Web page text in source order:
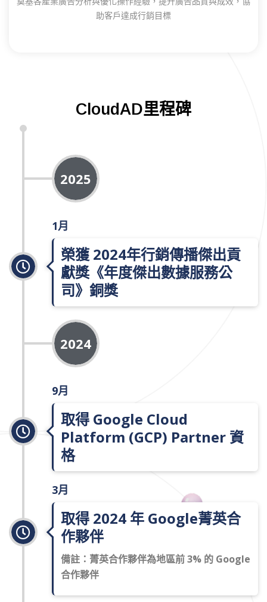
助客戶達成行銷目標​
CloudAD里程碑
2025
1月
榮獲 2024年行銷傳播傑出貢
獻獎《年度傑出數據服務公
司》銅獎
2024
9月
取得 Google Cloud
Platform (GCP) Partner 資
格
3月
取得 2024 年 Google菁英合
作夥伴
備註：菁英合作夥伴為地區前 3% 的 Google
合作夥伴